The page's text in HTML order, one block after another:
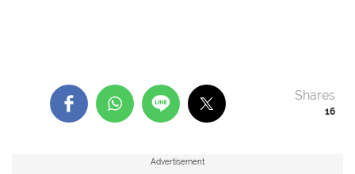
16
Shares
Advertisement